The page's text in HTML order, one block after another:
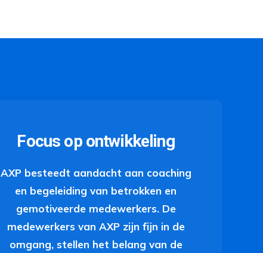
Focus op ontwikkeling
AXP besteedt aandacht aan coaching
en begeleiding van betrokken en
gemotiveerde medewerkers. De
medewerkers van AXP zijn fijn in de
omgang, stellen het belang van de